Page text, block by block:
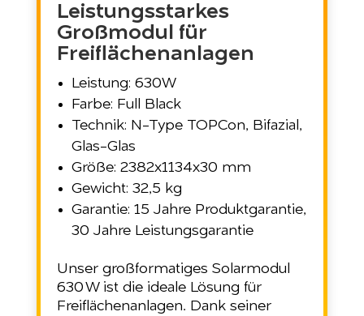
Leistungsstarkes
Großmodul für
Freiflächenanlagen
Leistung: 630W
Farbe: Full Black
Technik: N-Type TOPCon, Bifazial,
Glas-Glas
Größe: 2382x1134x30 mm
Gewicht: 32,5 kg
Garantie: 15 Jahre Produktgarantie,
30 Jahre Leistungsgarantie
Unser großformatiges Solarmodul
630 W ist die ideale Lösung für
Freiflächenanlagen. Dank seiner